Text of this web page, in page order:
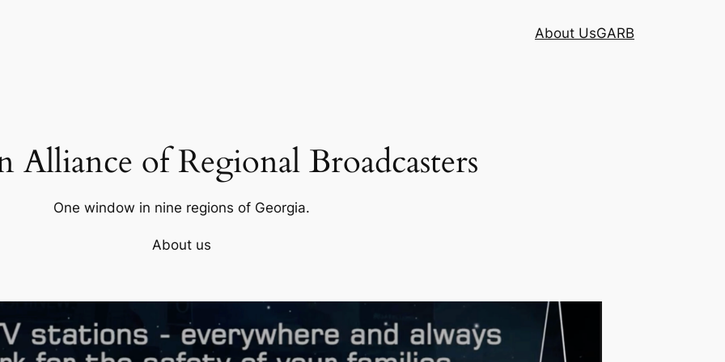
About UsGARB
Alliance of Regional Broadcasters
One window in nine regions of Georgia.
About us